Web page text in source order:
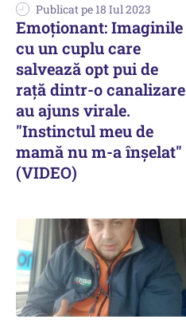
Publicat pe 18 Iul 2023
Emoţionant: Imaginile
cu un cuplu care
salvează opt pui de
rață dintr-o canalizare
au ajuns virale.
"Instinctul meu de
mamă nu m-a înșelat"
(VIDEO)